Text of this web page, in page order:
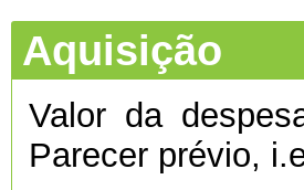
Aquisição
Valor da
Parecer prévio,